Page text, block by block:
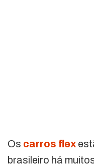
Os carros flex
brasileiro há